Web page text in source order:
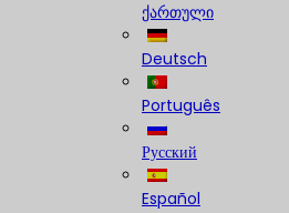
ქართული
Deutsch
Português
Русский
Español